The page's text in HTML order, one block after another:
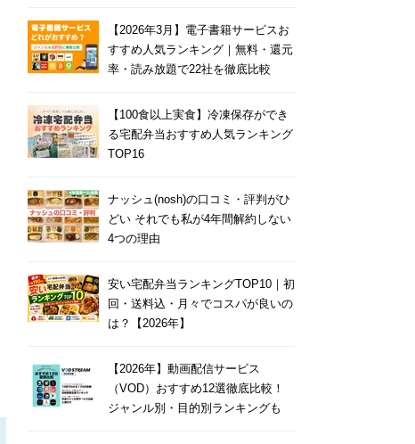
【2026年3月】電子書籍サービスお
すすめ人気ランキング｜無料・還元
率・読み放題で22社を徹底比較
【100食以上実食】冷凍保存ができ
る宅配弁当おすすめ人気ランキング
TOP16
ナッシュ(nosh)の口コミ・評判がひ
どい それでも私が4年間解約しない
4つの理由
安い宅配弁当ランキングTOP10｜初
回・送料込・月々でコスパが良いの
は？【2026年】
【2026年】動画配信サービス
（VOD）おすすめ12選徹底比較！
ジャンル別・目的別ランキングも